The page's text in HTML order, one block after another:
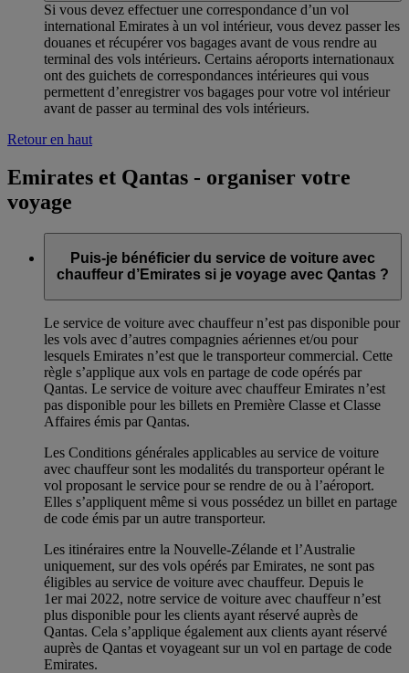
Si vous devez effectuer une correspondance d’un vol
international Emirates à un vol intérieur, vous devez passer les
douanes et récupérer vos bagages avant de vous rendre au
terminal des vols intérieurs. Certains aéroports internationaux
ont des guichets de correspondances intérieures qui vous
permettent d’enregistrer vos bagages pour votre vol intérieur
avant de passer au terminal des vols intérieurs.
Retour en haut
Emirates et Qantas - organiser votre
voyage
Puis-je bénéficier du service de voiture avec
chauffeur d’Emirates si je voyage avec Qantas ?
Le service de voiture avec chauffeur n’est pas disponible pour
les vols avec d’autres compagnies aériennes et/ou pour
lesquels Emirates n’est que le transporteur commercial. Cette
règle s’applique aux vols en partage de code opérés par
Qantas. Le service de voiture avec chauffeur Emirates n’est
pas disponible pour les billets en Première Classe et Classe
Affaires émis par Qantas.
Les Conditions générales applicables au service de voiture
avec chauffeur sont les modalités du transporteur opérant le
vol proposant le service pour se rendre de ou à l’aéroport.
Elles s’appliquent même si vous possédez un billet en partage
de code émis par un autre transporteur.
Les itinéraires entre la Nouvelle-Zélande et l’Australie
uniquement, sur des vols opérés par Emirates, ne sont pas
éligibles au service de voiture avec chauffeur. Depuis le
1er mai 2022, notre service de voiture avec chauffeur n’est
plus disponible pour les clients ayant réservé auprès de
Qantas. Cela s’applique également aux clients ayant réservé
auprès de Qantas et voyageant sur un vol en partage de code
Emirates.